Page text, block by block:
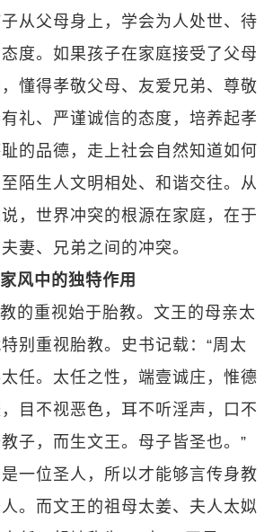
从父母身上，学会为人处世、待
度。如果孩子在家庭接受了父母
懂得孝敬父母、友爱兄弟、尊敬
礼、严谨诚信的态度，培养起孝
的品德，走上社会自然知道如何
陌生人文明相处、和谐交往。从
，世界冲突的根源在家庭，在于
妻、兄弟之间的冲突。
风中的独特作用
的重视始于胎教。文王的母亲太
别重视胎教。史书记载：“周太
任。太任之性，端壹诚庄，惟德
目不视恶色，耳不听淫声，口不
子，而生文王。母子皆圣也。”
一位圣人，所以才能够言传身教
。而文王的祖母太姜、夫人太姒